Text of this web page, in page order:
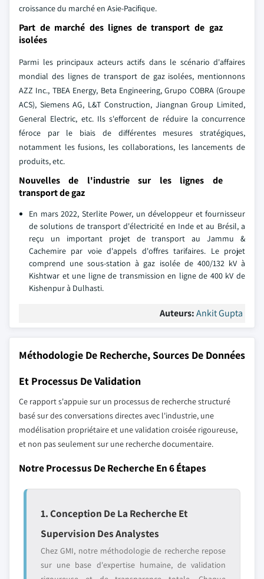
croissance du marché en Asie-Pacifique.
Part de marché des lignes de transport de gaz
isolées
Parmi les principaux acteurs actifs dans le scénario d'affaires
mondial des lignes de transport de gaz isolées, mentionnons
AZZ Inc., TBEA Energy, Beta Engineering, Grupo COBRA (Groupe
ACS), Siemens AG, L&T Construction, Jiangnan Group Limited,
General Electric, etc. Ils s'efforcent de réduire la concurrence
féroce par le biais de différentes mesures stratégiques,
notamment les fusions, les collaborations, les lancements de
produits, etc.
Nouvelles de l'industrie sur les lignes de
transport de gaz
En mars 2022, Sterlite Power, un développeur et fournisseur
de solutions de transport d'électricité en Inde et au Brésil, a
reçu un important projet de transport au Jammu &
Cachemire par voie d'appels d'offres tarifaires. Le projet
comprend une sous-station à gaz isolée de 400/132 kV à
Kishtwar et une ligne de transmission en ligne de 400 kV de
Kishenpur à Dulhasti.
Auteurs:Ankit Gupta
Méthodologie De Recherche, Sources De Données
Et Processus De Validation
Ce rapport s'appuie sur un processus de recherche structuré
basé sur des conversations directes avec l'industrie, une
modélisation propriétaire et une validation croisée rigoureuse,
et non pas seulement sur une recherche documentaire.
Notre Processus De Recherche En 6 Étapes
1. Conception De La Recherche Et
Supervision Des Analystes
Chez GMI, notre méthodologie de recherche repose
sur une base d'expertise humaine, de validation